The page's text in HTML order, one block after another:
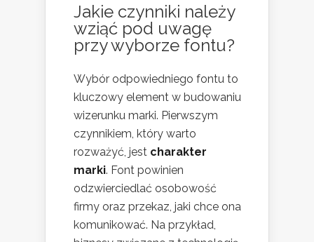
Jakie czynniki należy
wziąć pod uwagę
przy wyborze fontu?
Wybór odpowiedniego fontu to
kluczowy element w budowaniu
wizerunku marki. Pierwszym
czynnikiem, który warto
rozważyć, jest charakter
marki. Font powinien
odzwierciedlać osobowość
firmy oraz przekaz, jaki chce ona
komunikować. Na przykład,